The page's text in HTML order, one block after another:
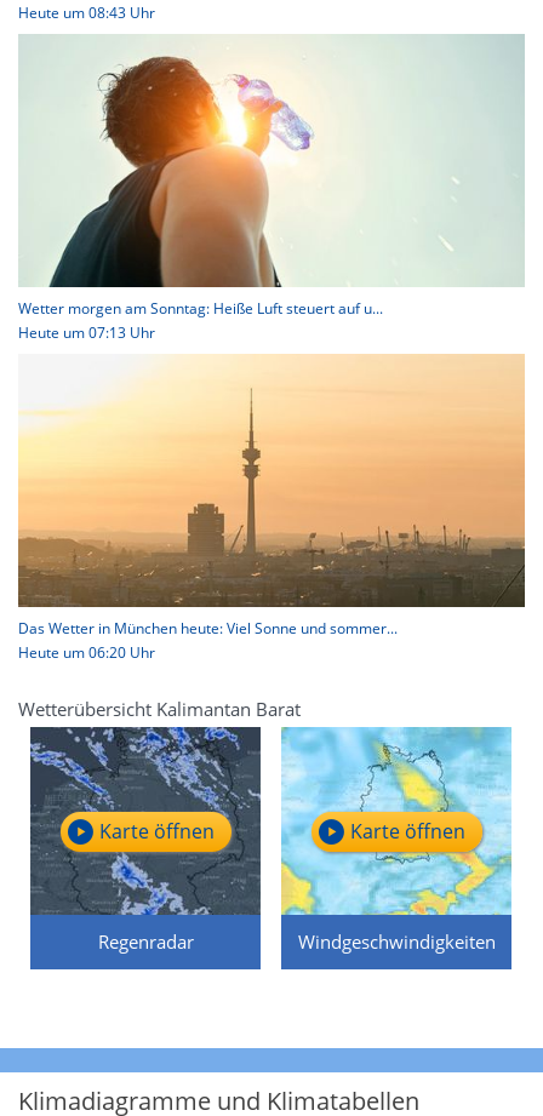
Heute um 08:43 Uhr
Wetter morgen am Sonntag: Heiße Luft steuert auf u...
Heute um 07:13 Uhr
Das Wetter in München heute: Viel Sonne und sommer...
Heute um 06:20 Uhr
Wetterübersicht Kalimantan Barat
Regenradar
Karte öffnen
Windgeschwindigkeiten
Karte öffnen
Klimadiagramme und Klimatabellen